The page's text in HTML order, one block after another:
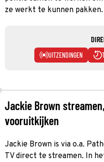
ze werkt te kunnen pakken.
UITZENDINGEN
Jackie Brown
vooruitkijken
Jackie Brown is via o.a.
TV direct te streamen. In